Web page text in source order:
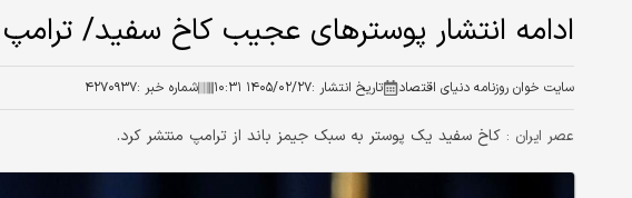
ادامه انتشار پوستر‌های عجیب کاخ سفید/
سایت خوان روزنامه دنیای اقتصاد تاریخ انتشار :۱۴۰۵/۰۲/۲۷ ۱۰:۳۱ شماره خبر :۴۲۷۰۹۳۷
عصر ایران : کاخ سفید یک پوستر به سبک جیمز باند از ترامپ منتشر کرد.